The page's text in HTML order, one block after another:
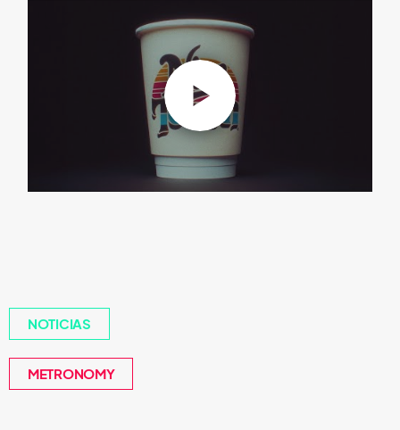
NOTICIAS
METRONOMY